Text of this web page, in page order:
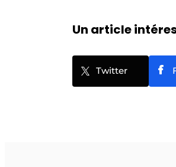
Un article
Twitter